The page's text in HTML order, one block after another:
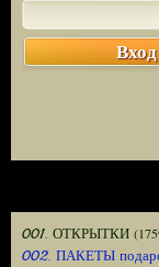
Вход
001. ОТКРЫТКИ
002. ПАКЕТЫ